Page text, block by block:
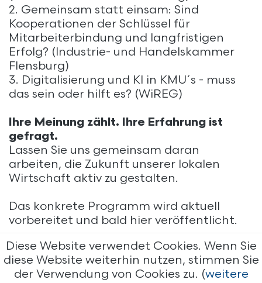
2. Gemeinsam statt einsam: Sind
Kooperationen der Schlüssel für
Mitarbeiterbindung und langfristigen
Erfolg? (Industrie- und Handelskammer
Flensburg)
3. Digitalisierung und KI in KMU´s - muss
das sein oder hilft es? (WiREG)
Ihre Meinung zählt. Ihre Erfahrung ist
gefragt.
Lassen Sie uns gemeinsam daran
arbeiten, die Zukunft unserer lokalen
Wirtschaft aktiv zu gestalten.
Das konkrete Programm wird aktuell
vorbereitet und bald hier veröffentlicht.
WiREG Events
Impressum Datenschutz
Diese Website verwendet Cookies. Wenn Sie
diese Website weiterhin nutzen, stimmen Sie
der Verwendung von Cookies zu. (weitere